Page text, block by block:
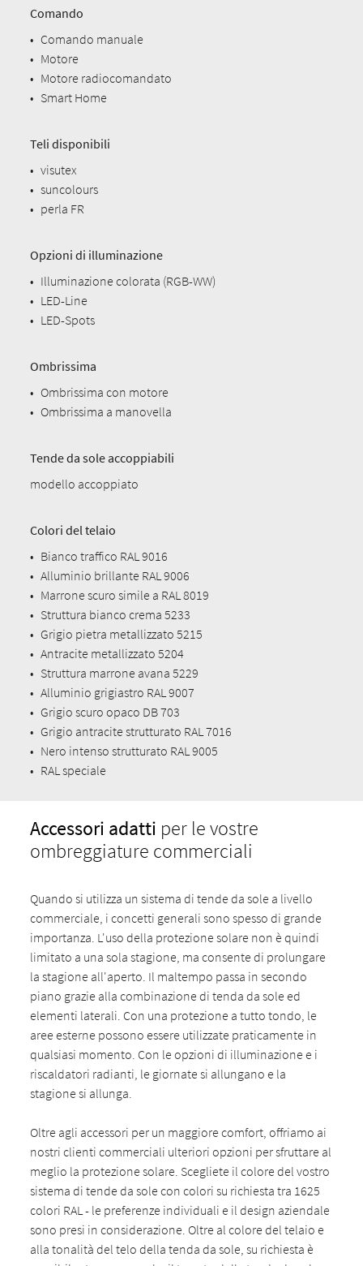
Comando
• Comando manuale
• Motore
• Motore radiocomandato
• Smart Home
Teli disponibili
• visutex
• suncolours
• perla FR
Opzioni di illuminazione
• Illuminazione colorata (RGB-WW)
• LED-Line
• LED-Spots
Ombrissima
• Ombrissima con motore
• Ombrissima a manovella
Tende da sole accoppiabili
modello accoppiato
Colori del telaio
• Bianco traffico RAL 9016
• Alluminio brillante RAL 9006
• Marrone scuro simile a RAL 8019
• Struttura bianco crema 5233
• Grigio pietra metallizzato 5215
• Antracite metallizzato 5204
• Struttura marrone avana 5229
• Alluminio grigiastro RAL 9007
• Grigio scuro opaco DB 703
• Grigio antracite strutturato RAL 7016
• Nero intenso strutturato RAL 9005
• RAL speciale
Accessori adatti per le vostre
ombreggiature commerciali
Quando si utilizza un sistema di tende da sole a livello
commerciale, i concetti generali sono spesso di grande
importanza. L'uso della protezione solare non è quindi
limitato a una sola stagione, ma consente di prolungare
la stagione all'aperto. Il maltempo passa in secondo
piano grazie alla combinazione di tenda da sole ed
elementi laterali. Con una protezione a tutto tondo, le
aree esterne possono essere utilizzate praticamente in
qualsiasi momento. Con le opzioni di illuminazione e i
riscaldatori radianti, le giornate si allungano e la
stagione si allunga.
Oltre agli accessori per un maggiore comfort, offriamo ai
nostri clienti commerciali ulteriori opzioni per sfruttare al
meglio la protezione solare. Scegliete il colore del vostro
sistema di tende da sole con colori su richiesta tra 1625
colori RAL - le preferenze individuali e il design aziendale
sono presi in considerazione. Oltre al colore del telaio e
alla tonalità del telo della tenda da sole, su richiesta è